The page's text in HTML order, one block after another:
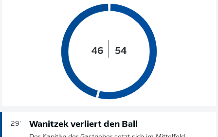
46 54
29' Wanitzek verliert den Ball